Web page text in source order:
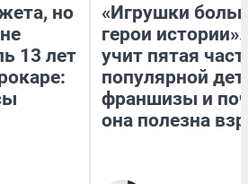
но
13 лет
«Игрушки
герои
учит пятая
популярной
франшизы и
она полезна